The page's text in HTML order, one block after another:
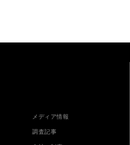
メディア情報
調査記事